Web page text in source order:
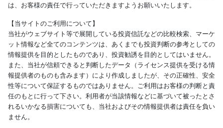
は、お客様の責任で行っていただきますようお願いいたします。
【当サイトのご利用について】
当社がウェブサイト等で展開している投資信託などの比較検索、マーケ
ット情報など全てのコンテンツは、あくまでも投資判断の参考としての
情報提供を目的としたものであり、投資勧誘を目的としてはいません。
また、当社が信頼できると判断したデータ（ライセンス提供を受ける情
報提供者のものも含みます）により作成しましたが、その正確性、安全
性等について保証するものではありません。ご利用はお客様の判断と責
任のもとに行って下さい。利用者が当該情報などに基づいて被ったとさ
れるいかなる損害についても、当社およびその情報提供者は責任を負い
ません。